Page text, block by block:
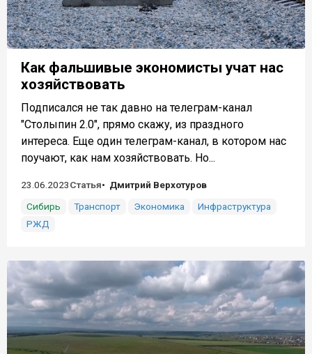
Как фальшивые экономисты учат нас
хозяйствовать
Подписался не так давно на телеграм-канал
"Столыпин 2.0", прямо скажу, из праздного
интереса. Еще один телеграм-канал, в котором нас
поучают, как нам хозяйствовать. Но...
23.06.2023Статья
Дмитрий Верхотуров
Сибирь
Транспорт Экономика
Инфраструктура
РЖД